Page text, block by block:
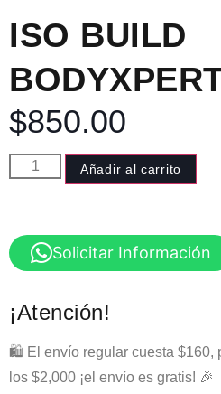
ISO BUILD
$850.00
Añadir al carrito
Solicitar Información
¡Atención!
🛍️ El envío regular cuesta $160,
los $2,000 ¡el envío es gratis! 🎉